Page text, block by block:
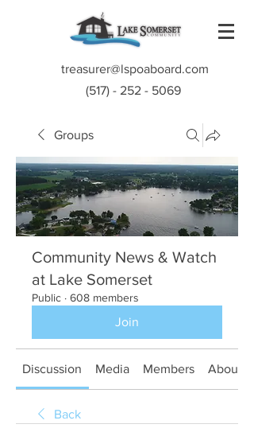
treasurer@lspoaboard.com
(517) - 252 - 5069
Groups
Community News & Watch
at Lake Somerset
Public · 608 members
Join
Discussion Media Members About
Back